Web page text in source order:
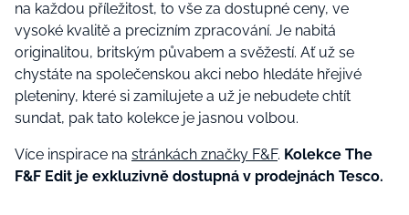
na každou příležitost, to vše za dostupné ceny, ve
vysoké kvalitě a precizním zpracování. Je nabitá
originalitou, britským půvabem a svěžestí. Ať už se
chystáte na společenskou akci nebo hledáte hřejivé
pleteniny, které si zamilujete a už je nebudete chtít
sundat, pak tato kolekce je jasnou volbou.
Více inspirace na stránkách značky F&F. Kolekce The
F&F Edit je exkluzivně dostupná v prodejnách Tesco.